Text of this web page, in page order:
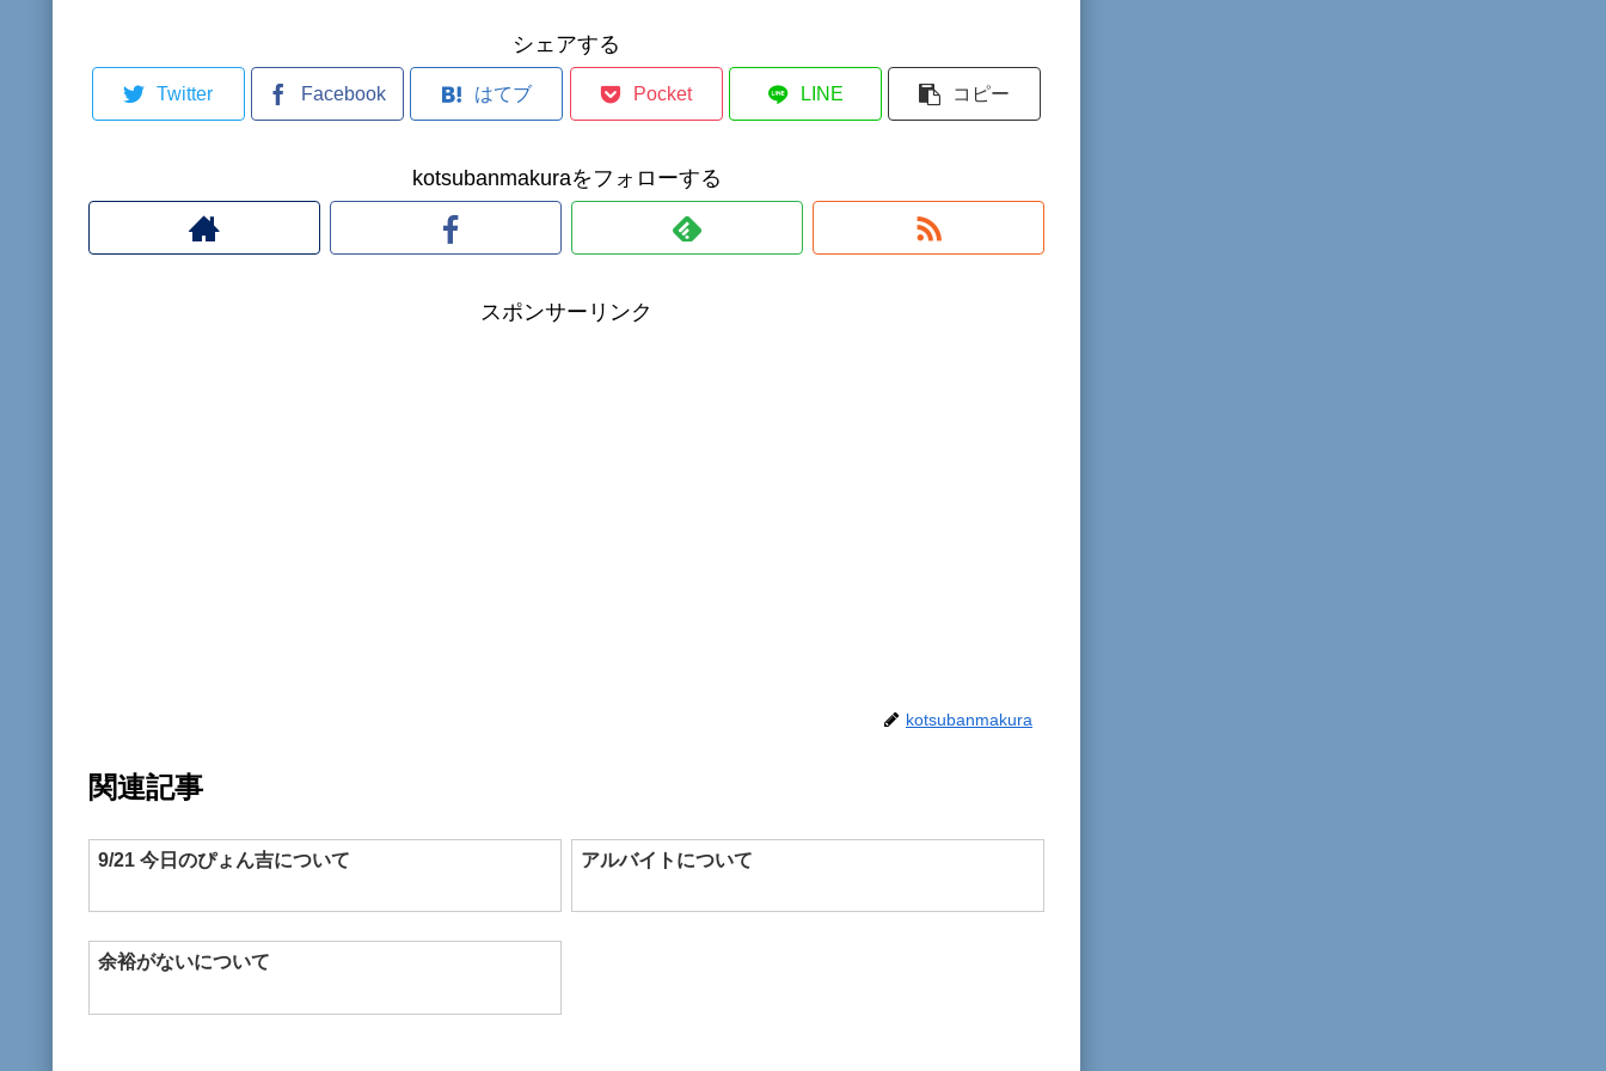
シェアする
Twitter Facebook はてブ Pocket LINE コピー
kotsubanmakuraをフォローする
スポンサーリンク
kotsubanmakura
関連記事
9/21 今日のぴょん吉について アルバイトについて
余裕がないについて